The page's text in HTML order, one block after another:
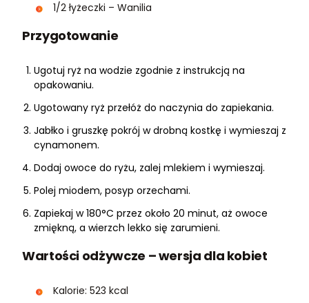
1/2 łyżeczki – Wanilia
Przygotowanie
Ugotuj ryż na wodzie zgodnie z instrukcją na
opakowaniu.
Ugotowany ryż przełóż do naczynia do zapiekania.
Jabłko i gruszkę pokrój w drobną kostkę i wymieszaj z
cynamonem.
Dodaj owoce do ryżu, zalej mlekiem i wymieszaj.
Polej miodem, posyp orzechami.
Zapiekaj w 180°C przez około 20 minut, aż owoce
zmiękną, a wierzch lekko się zarumieni.
Wartości odżywcze – wersja dla kobiet
Kalorie: 523 kcal